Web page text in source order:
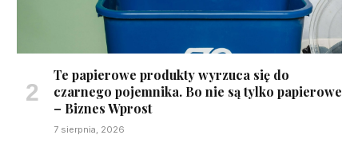
Te papierowe produkty wyrzuca się do
czarnego pojemnika. Bo nie są tylko papierowe
– Biznes Wprost
7 sierpnia, 2026